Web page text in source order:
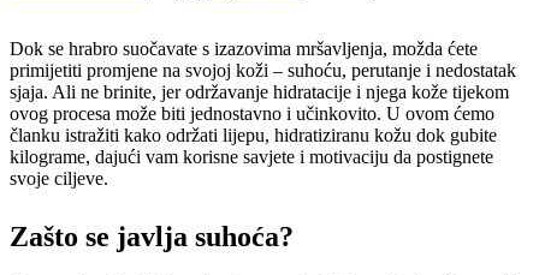
Dok se hrabro suočavate s izazovima mršavljenja, možda ćete
primijetiti promjene na svojoj koži – suhoću, perutanje i nedostatak
sjaja. Ali ne brinite, jer održavanje hidratacije i njega kože tijekom
ovog procesa može biti jednostavno i učinkovito. U ovom ćemo
članku istražiti kako održati lijepu, hidratiziranu kožu dok gubite
kilograme, dajući vam korisne savjete i motivaciju da postignete
svoje ciljeve.
Zašto se javlja suhoća?